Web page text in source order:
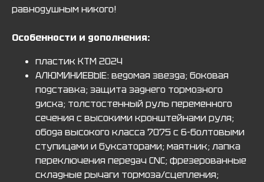
равнодушным никого!
Особенности и дополнения:
пластик KTM 2024
АЛЮМИНИЕВЫЕ: ведомая звезда; боковая
подставка; защита заднего тормозного
диска; толстостенный руль переменного
сечения с высокими кронштейнами руля;
обода высокого класса 7075 с 6-болтовыми
ступицами и буксаторами; маятник; лапка
переключения передач CNC; фрезерованные
складные рычаги тормоза/сцепления;